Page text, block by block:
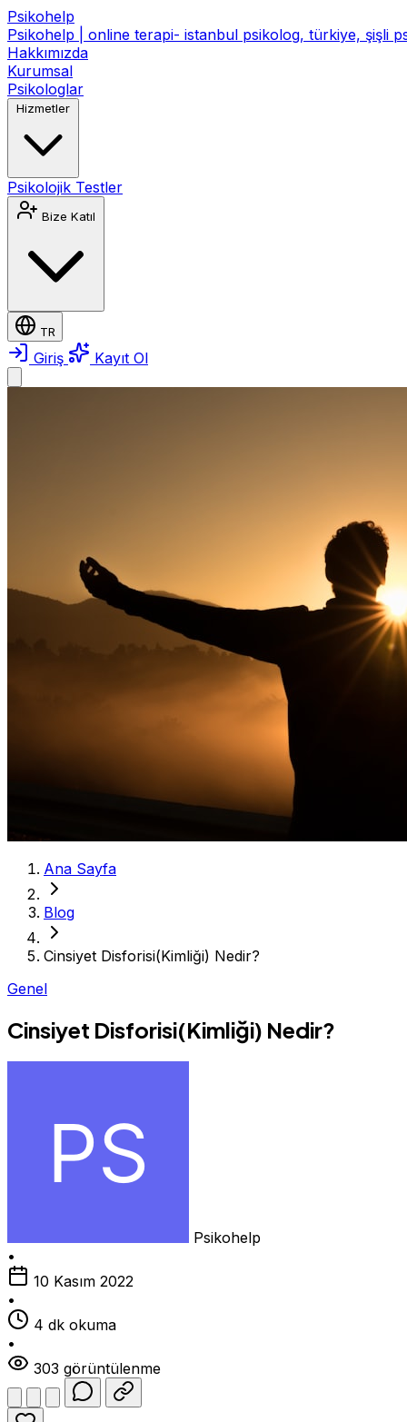
Psikohelp
Psikohelp | online terapi- istanbul psikolog, türkiye, şişli
Hakkımızda
Kurumsal
Psikologlar
Hizmetler
Psikolojik Testler
Bize Katıl
TR
Giriş Kayıt Ol
Ana Sayfa
Blog
Cinsiyet Disforisi(Kimliği) Nedir?
Genel
Cinsiyet Disforisi(Kimliği) Nedir?
Psikohelp
•
10 Kasım 2022
•
4 dk okuma
•
303 görüntülenme